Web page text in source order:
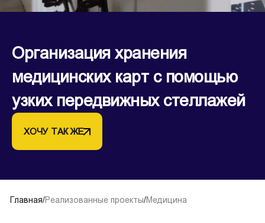
Организация хранения
медицинских карт с помощью
узких передвижных стеллажей
ХОЧУ ТАК ЖЕ
Главная/Реализованные проекты/Медицина